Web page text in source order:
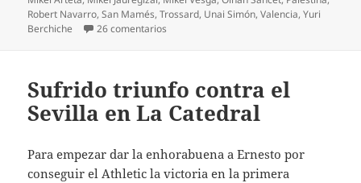
Robert Navarro,San Mamés,Trossard, Unai Simón,Valencia,Yuri
Berchiche
26 comentarios
Sufrido triunfo contra el
Sevilla en La Catedral
Para empezar dar la enhorabuena a Ernesto por
conseguir el Athletic la victoria en la primera